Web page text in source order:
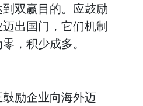
双赢目的。应鼓励
出国门，它们机制
，积少成多。
励企业向海外迈